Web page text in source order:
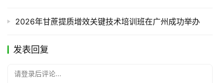
2026年甘蔗提质增效关键技术培训班在广州成功举办
发表回复
请登录后评论...